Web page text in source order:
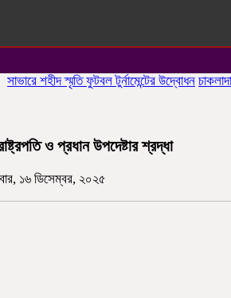
শহীদ স্মৃতি ফুটবল টুর্নামেন্টের উদ্বোধন চাকলাদার
ও প্রধান উপদেষ্টার শ্রদ্ধা
১৬ ডিসেম্বর, ২০২৫